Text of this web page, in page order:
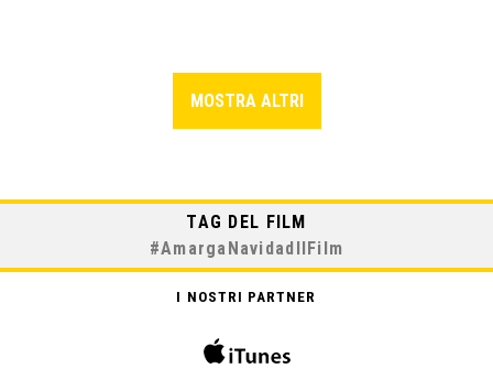
MOSTRA ALTRI
TAG DEL FILM
#AmargaNavidadIlFilm
I NOSTRI PARTNER